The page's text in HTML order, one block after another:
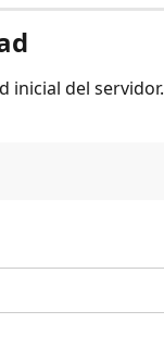
inicial del servidor.